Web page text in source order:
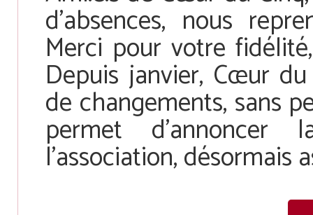
d’absences, nous
Merci pour votre
Depuis janvier, Cœur
de changements, sans
permet d’annoncer
l’association, désormais